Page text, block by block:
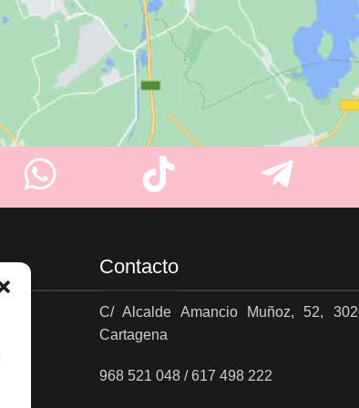
Contacto
C/ Alcalde Amancio Muñoz, 52,
Cartagena
968 521 048 / 617 498 222